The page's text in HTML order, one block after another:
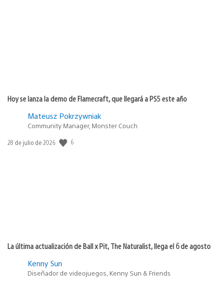
Hoy se lanza la demo de Flamecraft, que llegará a PS5 este año
Mateusz Pokrzywniak
Community Manager, Monster Couch
Fecha
28 de julio de 2026 6
La última actualización de Ball x Pit, The Naturalist, llega el 6 de agosto
Kenny Sun
Diseñador de videojuegos, Kenny Sun & Friends